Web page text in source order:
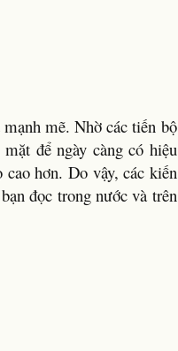
mẽ. Nhờ các tiến bộ
để ngày càng có hiệu
hơn. Do vậy, các kiến
đọc trong nước và trên